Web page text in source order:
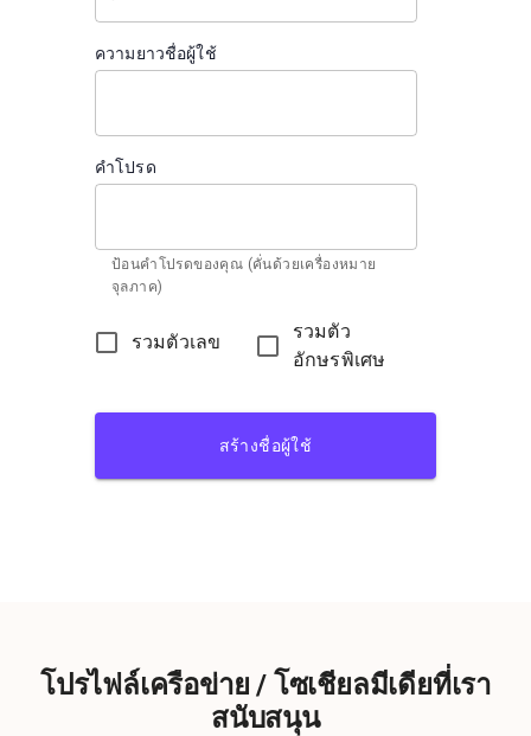
ความยาวชื่อผู้ใช้
คำโปรด
ป้อนคำโปรดของคุณ (คั่นด้วยเครื่องหมาย
จุลภาค)
รวมตัวเลข
รวมตัว
อักษรพิเศษ
สร้างชื่อผู้ใช้
โปรไฟล์เครือข่าย / โซเชียลมีเดียที่เรา
สนับสนุน